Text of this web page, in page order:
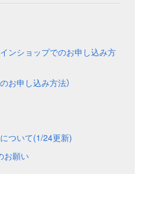
ンショップでのお申し込み方
お申し込み方法）
ついて(1/24更新)
お願い